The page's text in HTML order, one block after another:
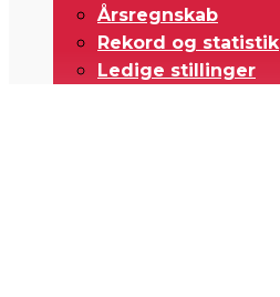
Årsregnskab
Rekord og statistik
Ledige stillinger